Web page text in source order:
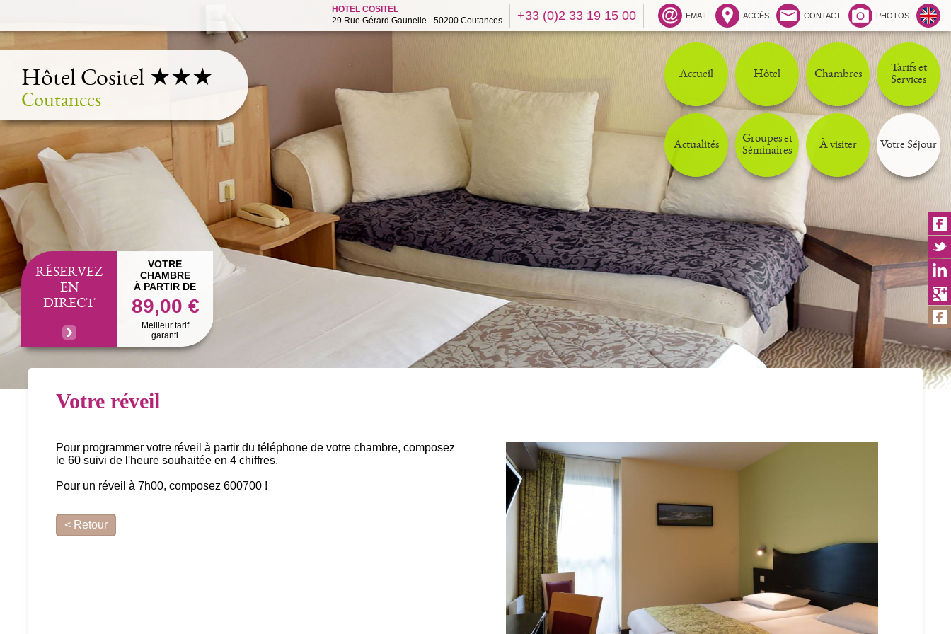
Hôtel Cositel ★★★
Coutances
HOTEL COSITEL
29 Rue Gérard Gaunelle - 50200 Coutances
+33 (0)2 33 19 15 00 EMAIL ACCÈS CONTACT PHOTOS
Accueil Hôtel Chambres
Tarifs et
Services
Actualités
Groupes et
Séminaires
À visiter Votre Séjour
RÉSERVEZ
EN
DIRECT
VOTRE
CHAMBRE
À PARTIR DE
89,00 €
Meilleur tarif
garanti
Votre réveil
Pour programmer votre réveil à partir du téléphone de votre chambre, composez
le 60 suivi de l'heure souhaitée en 4 chiffres.
Pour un réveil à 7h00, composez 600700 !
< Retour